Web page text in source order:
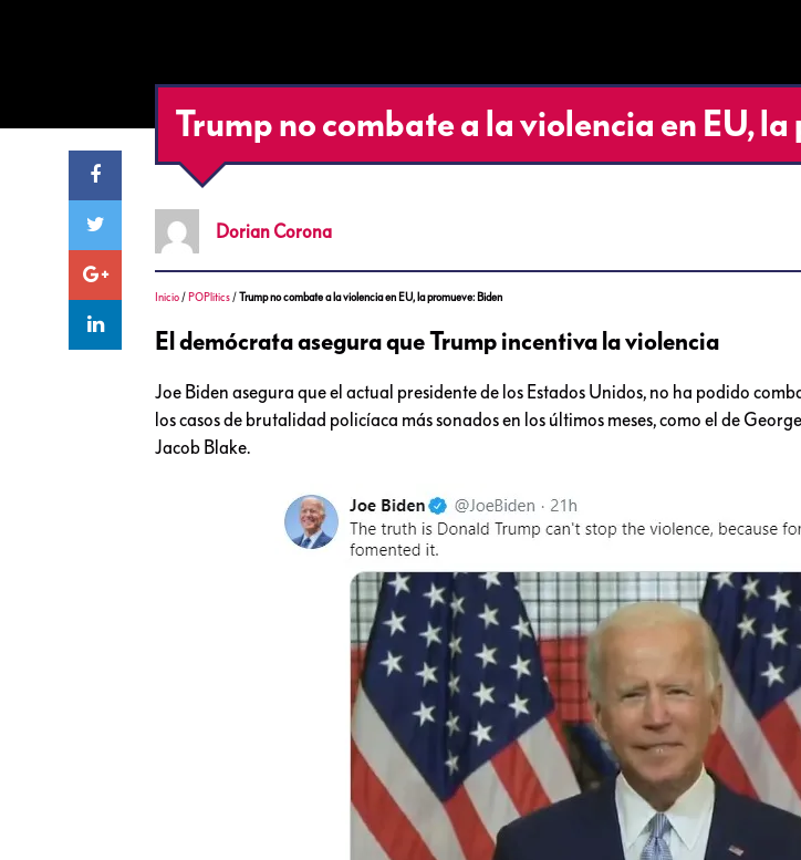
Trump no combate a la violencia en EU,
Dorian Corona
Inicio / POPlitics /Trump no combate a la violencia en EU, la promueve: Biden
El demócrata asegura que Trump incentiva la violencia
Joe Biden asegura que el actual presidente de los Estados Unidos, no ha podido
los casos de brutalidad policíaca más sonados en los últimos meses, como el de
Jacob Blake.